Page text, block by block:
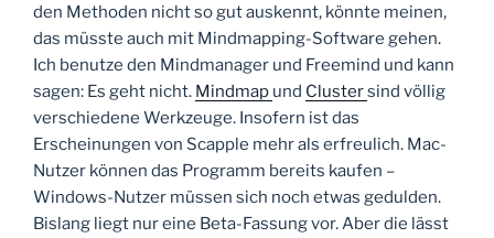
den Methoden nicht so gut auskennt, könnte meinen,
das müsste auch mit Mindmapping-Software gehen.
Ich benutze den Mindmanager und Freemind und kann
sagen: Es geht nicht. Mindmap und Clustersind völlig
verschiedene Werkzeuge. Insofern ist das
Erscheinungen von Scapple mehr als erfreulich. Mac-
Nutzer können das Programm bereits kaufen –
Windows-Nutzer müssen sich noch etwas gedulden.
Bislang liegt nur eine Beta-Fassung vor. Aber die lässt